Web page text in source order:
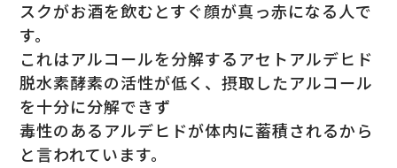
スクがお酒を飲むとすぐ顔が真っ赤になる人で
す。
これはアルコールを分解するアセトアルデヒド
脱水素酵素の活性が低く、摂取したアルコール
を十分に分解できず
毒性のあるアルデヒドが体内に蓄積されるから
と言われています。